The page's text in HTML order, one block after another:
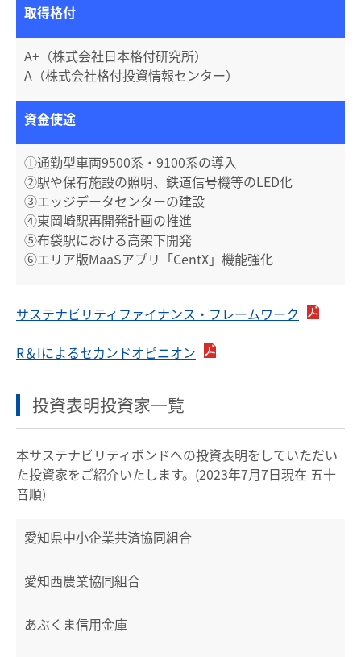
取得格付
A+（株式会社日本格付研究所）
A（株式会社格付投資情報センター）
資金使途
①通勤型車両9500系・9100系の導入
②駅や保有施設の照明、鉄道信号機等のLED化
③エッジデータセンターの建設
④東岡崎駅再開発計画の推進
⑤布袋駅における高架下開発
⑥エリア版MaaSアプリ「CentX」機能強化
サステナビリティファイナンス・フレームワーク
R＆Iによるセカンドオピニオン
投資表明投資家一覧
本サステナビリティボンドへの投資表明をしていただい
た投資家をご紹介いたします。(2023年7月7日現在 五十
音順)
愛知県中小企業共済協同組合
愛知西農業協同組合
あぶくま信用金庫